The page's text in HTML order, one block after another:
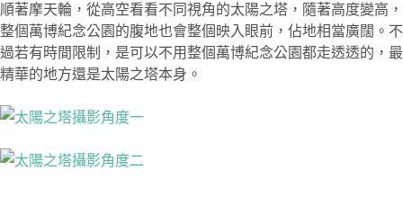
順著摩天輪，從高空看看不同視角的太陽之塔，隨著高度變高，
整個萬博紀念公園的腹地也會整個映入眼前，佔地相當廣闊。不
過若有時間限制，是可以不用整個萬博紀念公園都走透透的，最
精華的地方還是太陽之塔本身。